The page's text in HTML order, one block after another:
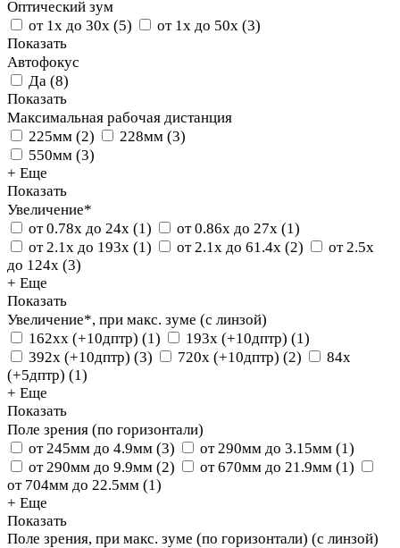
Оптический зум
от 1х до 30х (5) от 1х до 50х (3)
Показать
Автофокус
Да (8)
Показать
Максимальная рабочая дистанция
225мм (2) 228мм (3)
550мм (3)
+ Еще
Показать
Увеличение*
от 0.78х до 24х (1) от 0.86x до 27х (1)
от 2.1x до 193x (1) от 2.1x до 61.4x (2)
от 2.5х
до 124х (3)
+ Еще
Показать
Увеличение*, при макс. зуме (с линзой)
162xх (+10дптр) (1) 193x (+10дптр) (1)
392х (+10дптр) (3) 720x (+10дптр) (2)
84х
(+5дптр) (1)
+ Еще
Показать
Поле зрения (по горизонтали)
от 245мм до 4.9мм (3) от 290мм до 3.15мм (1)
от 290мм до 9.9мм (2) от 670мм до 21.9мм (1)
от 704мм до 22.5мм (1)
+ Еще
Показать
Поле зрения, при макс. зуме (по горизонтали) (с линзой)